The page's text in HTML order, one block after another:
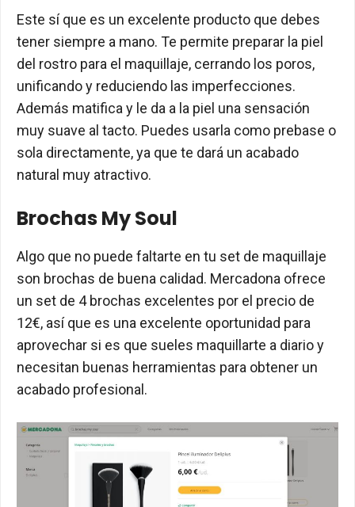
Este sí que es un excelente producto que debes
tener siempre a mano. Te permite preparar la piel
del rostro para el maquillaje, cerrando los poros,
unificando y reduciendo las imperfecciones.
Además matifica y le da a la piel una sensación
muy suave al tacto. Puedes usarla como prebase o
sola directamente, ya que te dará un acabado
natural muy atractivo.
Brochas My Soul
Algo que no puede faltarte en tu set de maquillaje
son brochas de buena calidad. Mercadona ofrece
un set de 4 brochas excelentes por el precio de
12€, así que es una excelente oportunidad para
aprovechar si es que sueles maquillarte a diario y
necesitan buenas herramientas para obtener un
acabado profesional.